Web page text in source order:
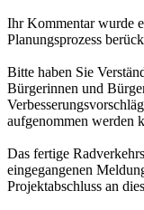
Ihr Kommentar wurde
Planungsprozess
Bitte haben Sie
Bürgerinnen und
aufgenommen werden
Das fertige
eingegangenen
Projektabschluss an